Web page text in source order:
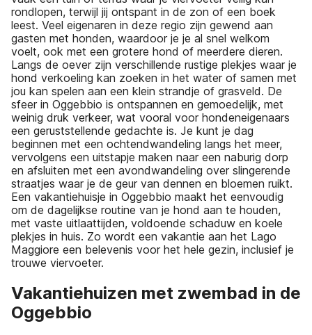
rondlopen, terwijl jij ontspant in de zon of een boek
leest. Veel eigenaren in deze regio zijn gewend aan
gasten met honden, waardoor je je al snel welkom
voelt, ook met een grotere hond of meerdere dieren.
Langs de oever zijn verschillende rustige plekjes waar je
hond verkoeling kan zoeken in het water of samen met
jou kan spelen aan een klein strandje of grasveld. De
sfeer in Oggebbio is ontspannen en gemoedelijk, met
weinig druk verkeer, wat vooral voor hondeneigenaars
een geruststellende gedachte is. Je kunt je dag
beginnen met een ochtendwandeling langs het meer,
vervolgens een uitstapje maken naar een naburig dorp
en afsluiten met een avondwandeling over slingerende
straatjes waar je de geur van dennen en bloemen ruikt.
Een vakantiehuisje in Oggebbio maakt het eenvoudig
om de dagelijkse routine van je hond aan te houden,
met vaste uitlaattijden, voldoende schaduw en koele
plekjes in huis. Zo wordt een vakantie aan het Lago
Maggiore een belevenis voor het hele gezin, inclusief je
trouwe viervoeter.
Vakantiehuizen met zwembad in de
Oggebbio